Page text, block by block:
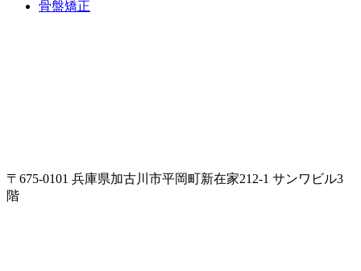
骨盤矯正
〒675-0101 兵庫県加古川市平岡町新在家212-1 サンワビル3
階